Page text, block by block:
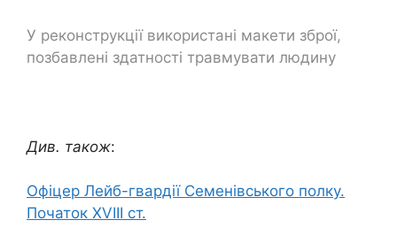
У реконструкції використані макети зброї,
позбавлені здатності травмувати людину
Див. також:
Офіцер Лейб-гвардії Семенівського полку.
Початок XVIII ст.